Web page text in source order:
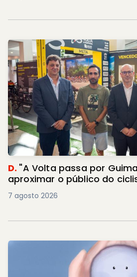
D. "A Volta passa por
aproximar o público do
7 agosto 2026